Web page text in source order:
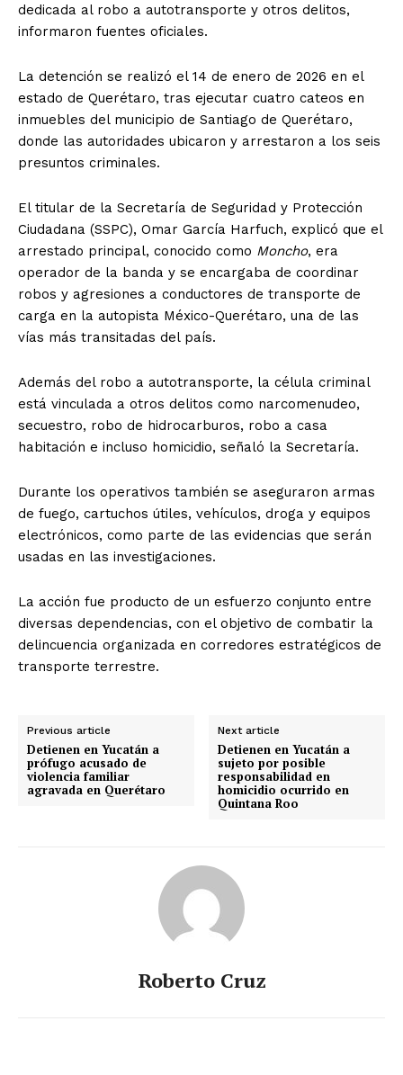
dedicada al robo a autotransporte y otros delitos,
informaron fuentes oficiales.
La detención se realizó el 14 de enero de 2026 en el
estado de Querétaro, tras ejecutar cuatro cateos en
inmuebles del municipio de Santiago de Querétaro,
donde las autoridades ubicaron y arrestaron a los seis
presuntos criminales.
El titular de la Secretaría de Seguridad y Protección
Ciudadana (SSPC), Omar García Harfuch, explicó que el
arrestado principal, conocido como Moncho, era
operador de la banda y se encargaba de coordinar
robos y agresiones a conductores de transporte de
carga en la autopista México-Querétaro, una de las
vías más transitadas del país.
Además del robo a autotransporte, la célula criminal
está vinculada a otros delitos como narcomenudeo,
secuestro, robo de hidrocarburos, robo a casa
habitación e incluso homicidio, señaló la Secretaría.
Durante los operativos también se aseguraron armas
de fuego, cartuchos útiles, vehículos, droga y equipos
electrónicos, como parte de las evidencias que serán
usadas en las investigaciones.
La acción fue producto de un esfuerzo conjunto entre
diversas dependencias, con el objetivo de combatir la
delincuencia organizada en corredores estratégicos de
transporte terrestre.
Previous article
Detienen en Yucatán a
prófugo acusado de
violencia familiar
agravada en Querétaro
Next article
Detienen en Yucatán a
sujeto por posible
responsabilidad en
homicidio ocurrido en
Quintana Roo
Roberto Cruz